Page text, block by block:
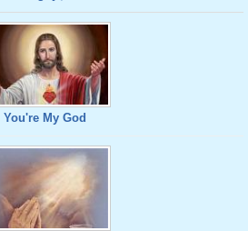
You're My God